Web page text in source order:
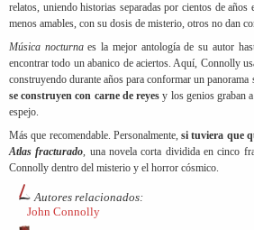
relatos, uniendo historias separadas por cientos de
menos amables, con su dosis de misterio, otros no dan
Música nocturnaes la mejor antología de su autor
encontrar todo un abanico de aciertos. Aquí, Connolly
construyendo durante años para conformar un panorama
se construyen con carne de reyesy los genios graban
espejo.
Más que recomendable. Personalmente,si tuviera que
Atlas fracturado, una novela corta dividida en cinco
Connolly dentro del misterio y el horror cósmico.
Autores relacionados:
John Connolly